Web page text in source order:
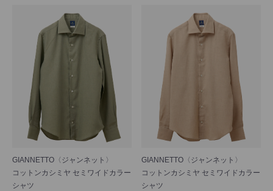
GIANNETTO〈ジャンネット〉
コットンカシミヤ セミワイドカラー
シャツ
GIANNETTO〈ジャンネット〉
コットンカシミヤ セミワイドカラー
シャツ